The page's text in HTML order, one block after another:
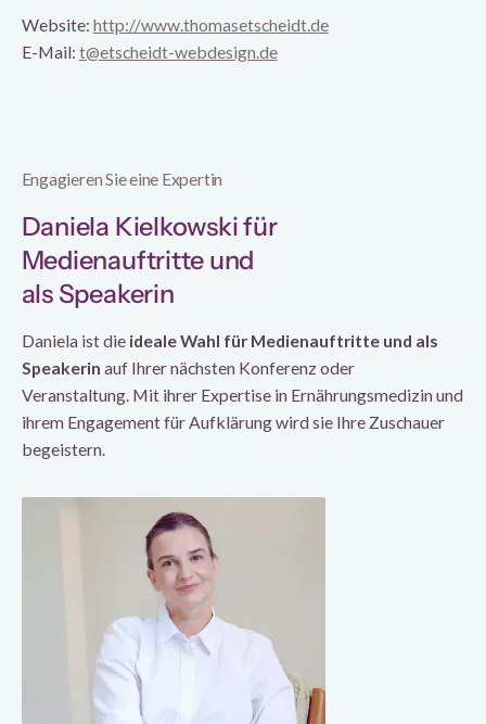
Website: http://www.thomasetscheidt.de
E-Mail: t@etscheidt-webdesign.de
Engagieren Sie eine Expertin
Daniela Kielkowski für
Medienauftritte und
als Speakerin
Daniela ist die ideale Wahl für Medienauftritte und als
Speakerin auf Ihrer nächsten Konferenz oder
Veranstaltung. Mit ihrer Expertise in Ernährungsmedizin und
ihrem Engagement für Aufklärung wird sie Ihre Zuschauer
begeistern.